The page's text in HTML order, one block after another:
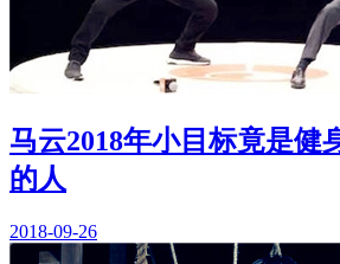
马云2018年小目标竟是健
的人
2018-09-26